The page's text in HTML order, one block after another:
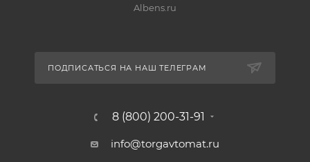
Albens.ru
ПОДПИСАТЬСЯ НА НАШ ТЕЛЕГРАМ
8 (800) 200-31-91
info@torgavtomat.ru